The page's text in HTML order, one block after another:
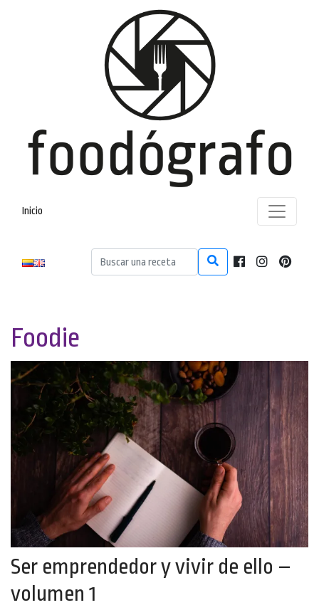
Inicio
Foodie
Ser emprendedor y vivir de ello –
volumen 1